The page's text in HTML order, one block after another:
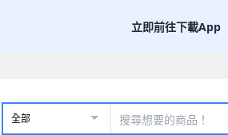
立即前往下載App
全部